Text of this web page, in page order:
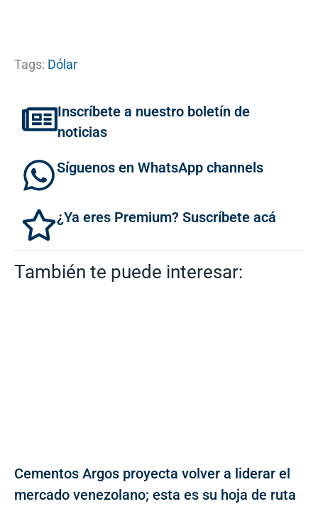
Tags: Dólar
Inscríbete a nuestro boletín de
noticias
Síguenos en WhatsApp channels
¿Ya eres Premium? Suscríbete acá
También te puede interesar:
Cementos Argos proyecta volver a liderar el
mercado venezolano; esta es su hoja de ruta